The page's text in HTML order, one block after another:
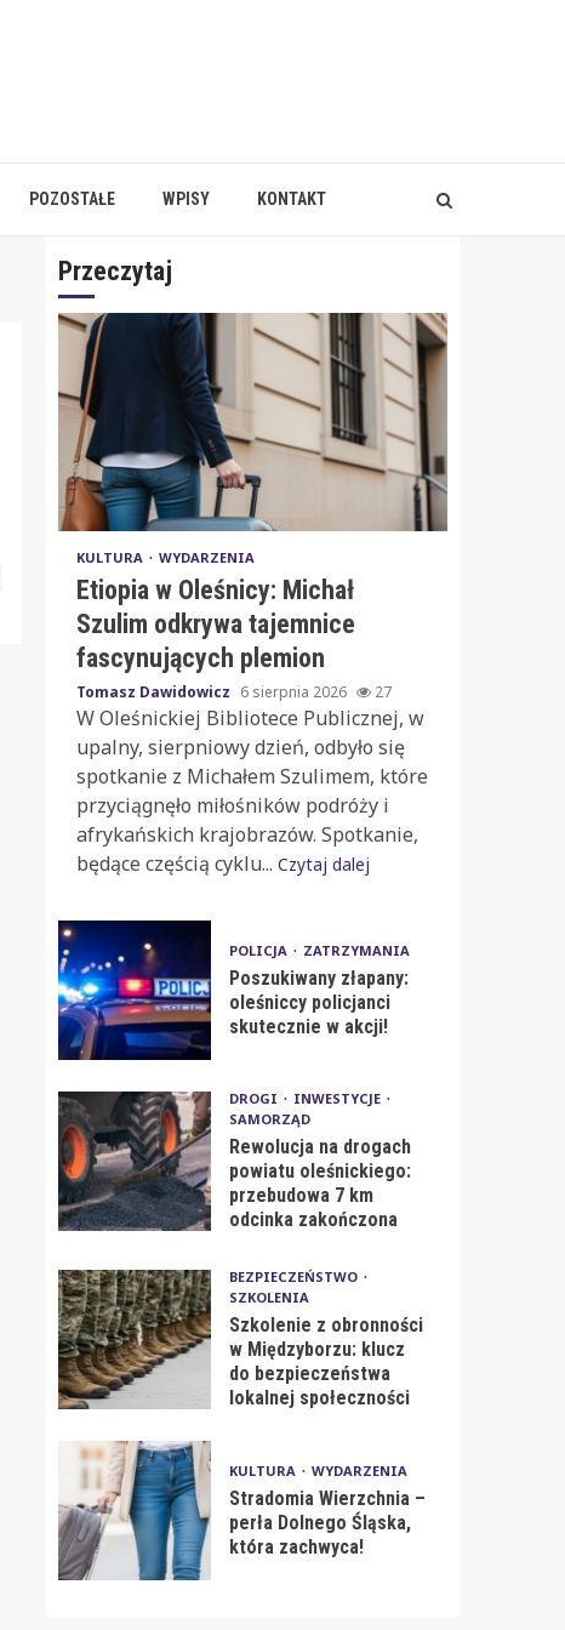
POZOSTAŁE WPISY KONTAKT
Przeczytaj
KULTURA WYDARZENIA
Etiopia w Oleśnicy: Michał
Szulim odkrywa tajemnice
fascynujących plemion
Tomasz Dawidowicz 6 sierpnia 2026 27
W Oleśnickiej Bibliotece Publicznej, w
upalny, sierpniowy dzień, odbyło się
spotkanie z Michałem Szulimem, które
przyciągnęło miłośników podróży i
afrykańskich krajobrazów. Spotkanie,
będące częścią cyklu... Czytaj dalej
POLICJA ZATRZYMANIA
Poszukiwany złapany:
oleśniccy policjanci
skutecznie w akcji!
DROGI
INWESTYCJE
SAMORZĄD
Rewolucja na drogach
powiatu oleśnickiego:
przebudowa 7 km
odcinka zakończona
BEZPIECZEŃSTWO
SZKOLENIA
Szkolenie z obronności
w Międzyborzu: klucz
do bezpieczeństwa
lokalnej społeczności
KULTURA WYDARZENIA
Stradomia Wierzchnia –
perła Dolnego Śląska,
która zachwyca!